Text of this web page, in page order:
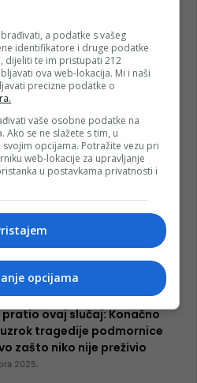
gradi BiH-Jovan Divjak“
je u posljednje 22 godine imao
2023.
Igmana iznenadili
cvijećem i besplatnim
utakmicu
“Budi mi prijatelj” –
centra!
2024.
pratio ovaj slučaj: Konačno
tragedije podmornice
zašto niko nije preživio
2025.
a podatke s vašeg
identifikatore i druge podatke
dijeliti te im pristupati 212
ova web-lokacija. Mi i naši
precizne podatke o
vaše osobne podatke na
se ne slažete s tim, u
opcijama. Potražite vezu pri
web-lokacije za upravljanje
u postavkama privatnosti i
opcijama